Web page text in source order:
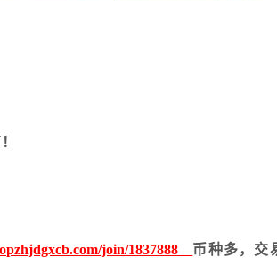
join/1837888 币种多，交